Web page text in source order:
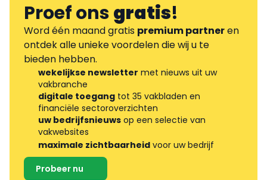
Proef onsgratis!
Word één maand gratis premium partneren
ontdek alle unieke voordelen die wij u te
bieden hebben.
wekelijkse newsletter met nieuws uit uw
vakbranche
digitale toegang tot 35 vakbladen en
financiële sectoroverzichten
uw bedrijfsnieuws op een selectie van
vakwebsites
maximale zichtbaarheid voor uw bedrijf
Probeer nu